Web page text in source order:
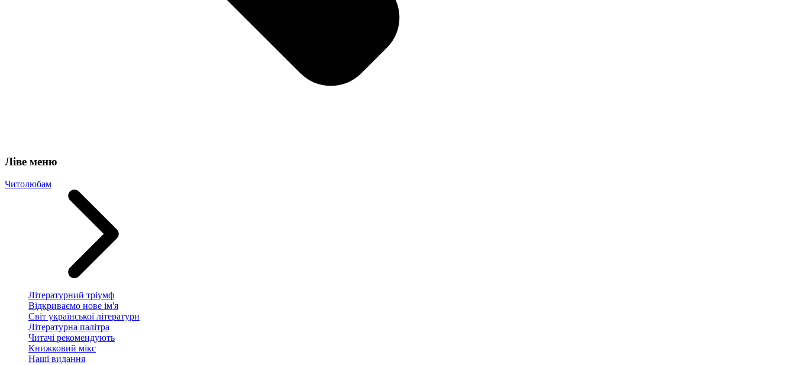
Ліве меню
Читолюбам
Літературний тріумф
Відкриваємо нове ім'я
Світ української літератури
Літературна палітра
Читачі рекомендують
Книжковий мікс
Наші видання